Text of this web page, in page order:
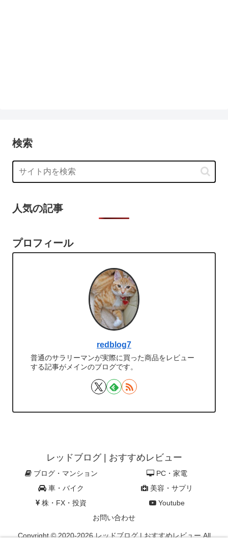
検索
人気の記事
プロフィール
redblog7
普通のサラリーマンが実際に買った商品をレビュー
する記事がメインのブログです。
レッドブログ | おすすめレビュー
ブログ・マンション
PC・家電
車・バイク
美容・サプリ
株・FX・投資
Youtube
お問い合わせ
Copyright © 2020-2026 レッドブログ | おすすめレビュー All